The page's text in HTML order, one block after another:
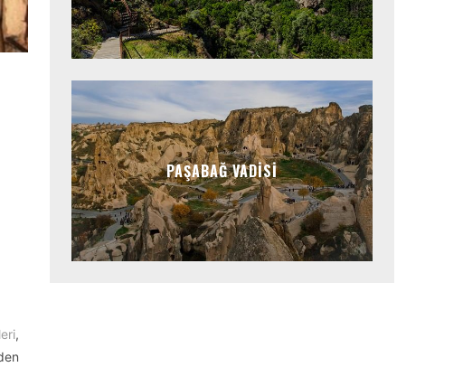
,
PAŞABAĞ VADISI